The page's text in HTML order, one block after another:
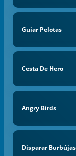
Guiar Pelotas
Cesta De Hero
Angry Birds
Disparar Burbújas